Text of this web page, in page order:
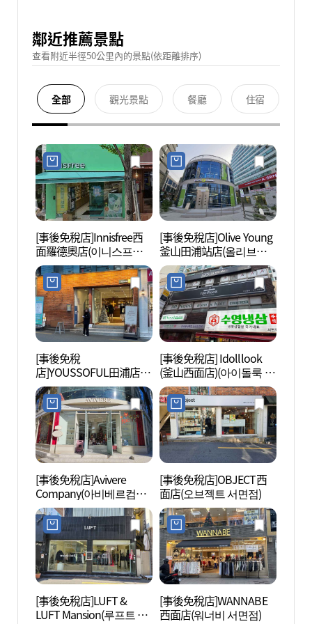
鄰近推薦景點
查看附近半徑50公里內的景點(依距離排序)
全部 觀光景點 餐廳 住宿
[事後免稅店]Innisfree西
面羅德奧店(이니스프리
서면로데오점)
[事後免稅店]Olive Young
釜山田浦站店(올리브영
부산전포역점)
[事後免稅
店]YOUSSOFUL田浦店
(유쏘풀 전포점)
[事後免稅店] Idolllook
(釜山西面店)(아이돌룩 부
산서면점)
[事後免稅店]Avivere
Company(아비베르컴퍼
니)
[事後免稅店]OBJECT西
面店(오브젝트 서면점)
[事後免稅店]LUFT &
LUFT Mansion(루프트 &
[事後免稅店]WANNABE
西面店(워너비 서면점)